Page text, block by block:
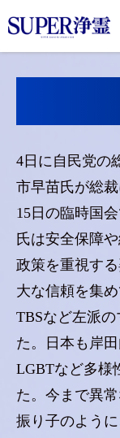
4日に自民党の
市早苗氏が総
15日の臨時国
氏は安全保障
政策を重視す
大な信頼を集
TBSなど左派
た。日本も岸
LGBTなど多様
た。今まで異
振り子のよう